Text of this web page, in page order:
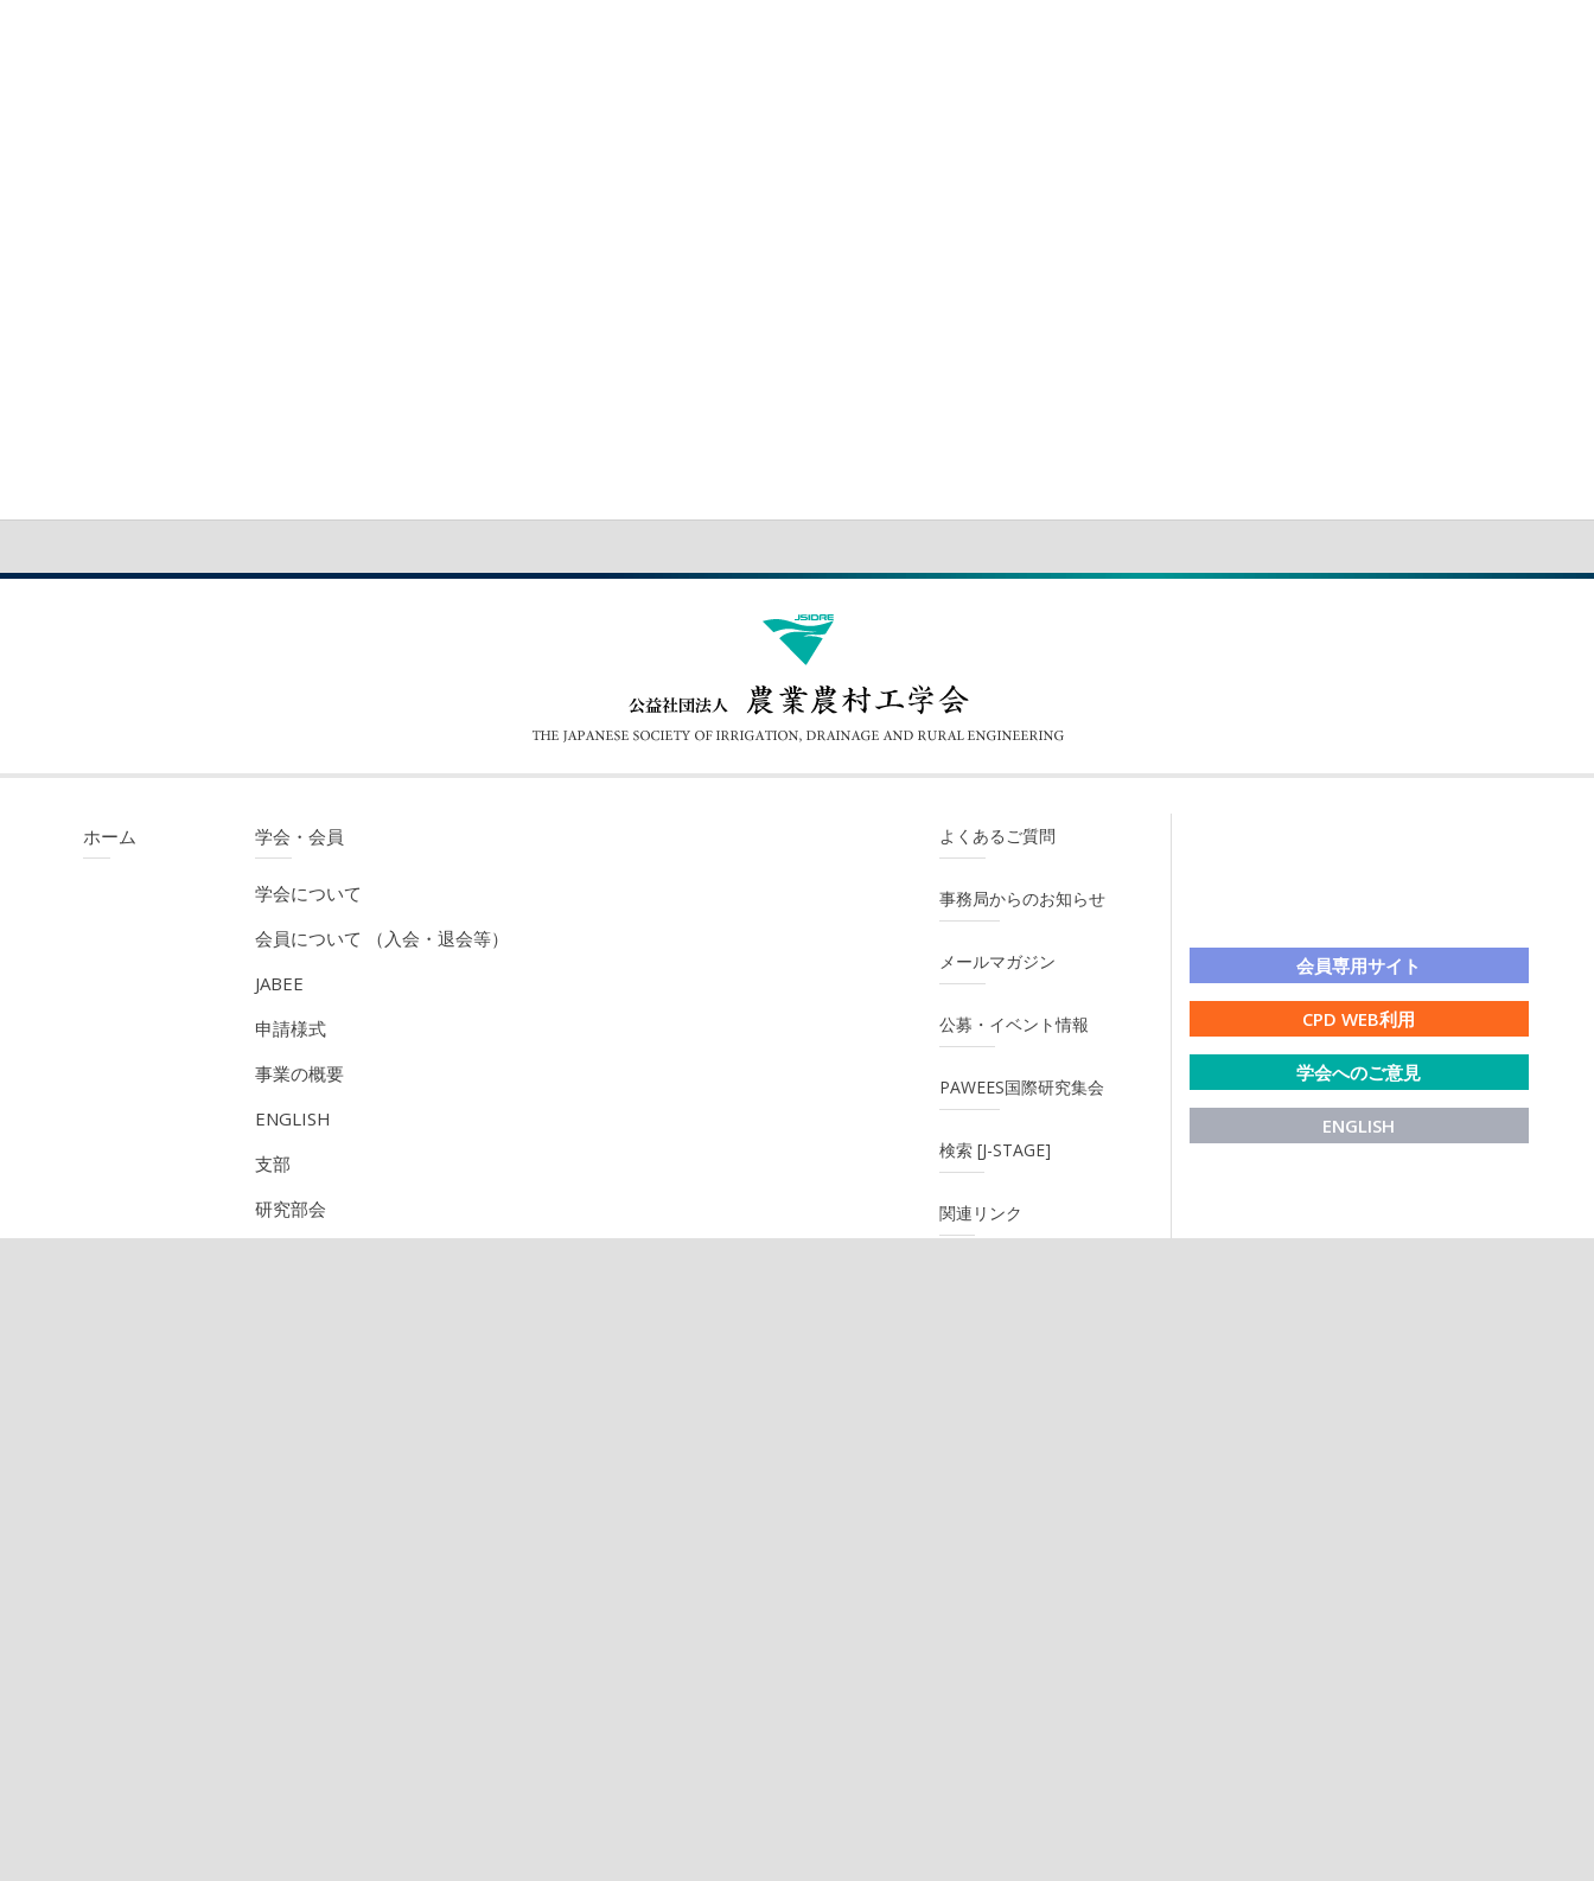
ホーム 学会・会員
学会について
会員について （入会・退会等）
JABEE
申請様式
事業の概要
ENGLISH
支部
研究部会
よくあるご質問
事務局からのお知らせ
メールマガジン
公募・イベント情報
PAWEES国際研究集会
検索 [J-STAGE]
関連リンク
会員専用サイト
CPD WEB利用
学会へのご意見
ENGLISH